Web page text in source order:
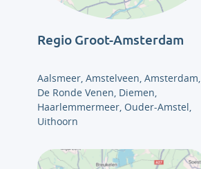
Regio Groot-Amsterdam
Aalsmeer, Amstelveen, Amsterdam,
De Ronde Venen, Diemen,
Haarlemmermeer, Ouder-Amstel,
Uithoorn